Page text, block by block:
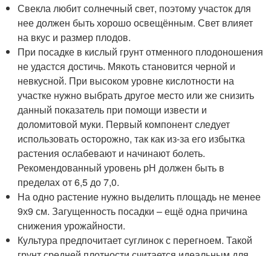
Свекла любит солнечный свет, поэтому участок для
нее должен быть хорошо освещённым. Свет влияет
на вкус и размер плодов.
При посадке в кислый грунт отменного плодоношения
не удастся достичь. Мякоть становится черной и
невкусной. При высоком уровне кислотности на
участке нужно выбрать другое место или же снизить
данный показатель при помощи извести и
доломитовой муки. Первый компонент следует
использовать осторожно, так как из-за его избытка
растения ослабевают и начинают болеть.
Рекомендованный уровень рН должен быть в
пределах от 6,5 до 7,0.
На одно растение нужно выделить площадь не менее
9х9 см. Загущенность посадки – ещё одна причина
снижения урожайности.
Культура предпочитает суглинок с перегноем. Такой